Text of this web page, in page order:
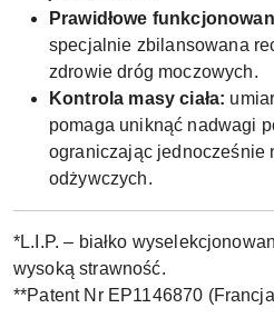
Prawidłowe
specjalnie zbilansowana
zdrowie dróg moczowych.
Kontrola masy ciała:
pomaga uniknąć nadwagi
ograniczając jednocześnie
odżywczych.
*L.I.P. – białko
wysoką strawność.
**Patent Nr EP1146870